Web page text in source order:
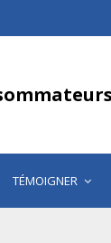
TÉMOIGNER